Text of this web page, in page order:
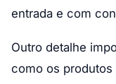
entrada e com
Outro detalhe
como os